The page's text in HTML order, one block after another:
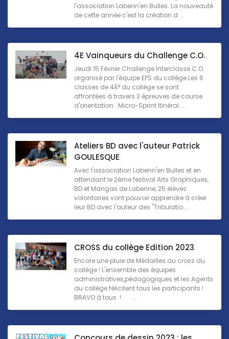
l'association Labenn'en Bulles. La nouveauté
de cette année c'est la création d ...
4E Vainqueurs du Challenge C.O.
Jeudi 15 Février Challenge Interclasse C.O.
organisé par l'équipe EPS du collège Les 6
classes de 4Â° du collège se sont
affrontées à travers 3 épreuves de course
d'orientation : Micro-Sprint Itinérai ...
Ateliers BD avec l'auteur Patrick
GOULESQUE
Avec l'association Labenn'en Bulles et en
attendant le 2ème festival Arts Graphiques,
BD et Mangas de Labenne, 25 élèves
volontaires vont pouvoir apprendre à créer
leur BD avec l'auteur des "Tribulatio ...
CROSS du collège Edition 2023
Encore une pluie de Médailles au cross du
collège ! L'ensemble des équipes
administratives,pédagogiques et les Agents
du collège félicitent tous les participants !
BRAVO à tous ! ...